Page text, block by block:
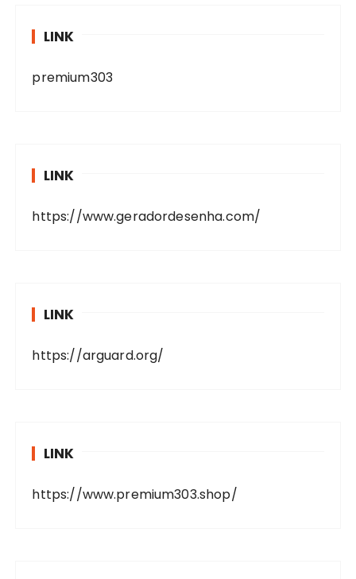
LINK
premium303
LINK
https://www.geradordesenha.com/
LINK
https://arguard.org/
LINK
https://www.premium303.shop/